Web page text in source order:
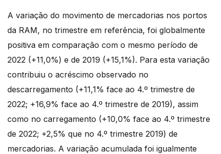
A variação do movimento de mercadorias nos portos
da RAM, no trimestre em referência, foi globalmente
positiva em comparação com o mesmo período de
2022 (+11,0%) e de 2019 (+15,1%). Para esta variação
contribuiu o acréscimo observado no
descarregamento (+11,1% face ao 4.º trimestre de
2022; +16,9% face ao 4.º trimestre de 2019), assim
como no carregamento (+10,0% face ao 4.º trimestre
de 2022; +2,5% que no 4.º trimestre 2019) de
mercadorias. A variação acumulada foi igualmente